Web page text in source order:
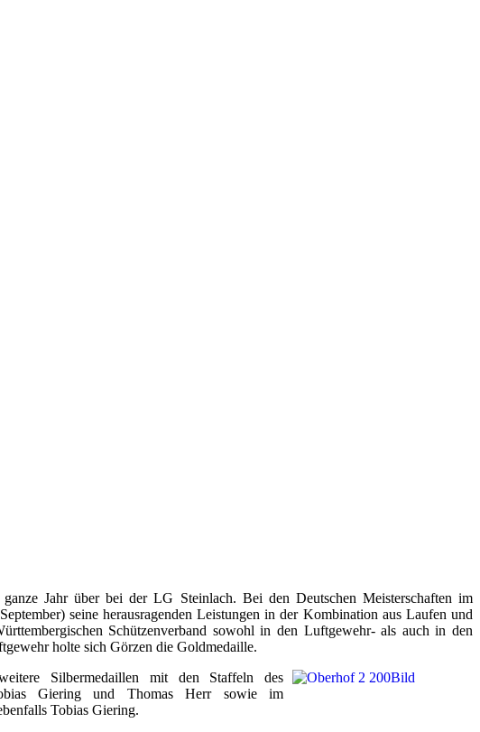
Jahr über bei der LG Steinlach. Bei den Deutschen Meisterschaften im
seine herausragenden Leistungen in der Kombination aus Laufen und
Schützenverband sowohl in den Luftgewehr- als auch in den
holte sich Görzen die Goldmedaille.
Silbermedaillen mit den Staffeln des
Giering und Thomas Herr sowie im
Tobias Giering.